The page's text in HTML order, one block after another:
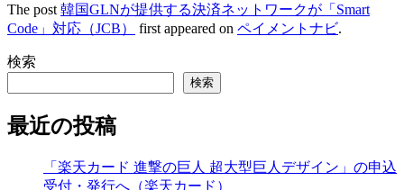
The post 韓国GLNが提供する決済ネットワークが「Smart
Code」対応（JCB）
first appeared on ペイメントナビ.
検索
検索
最近の投稿
「楽天カード 進撃の巨人 超大型巨人デザイン」の申込
受付・発行へ（楽天カード）